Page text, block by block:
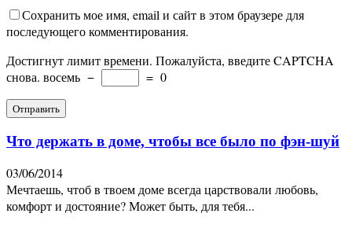
Сохранить мое имя, email и сайт в этом браузере для
последующего комментирования.
Достигнут лимит времени. Пожалуйста, введите CAPTCHA
снова. восемь − = 0
Что держать в доме, чтобы все было по фэн-шуй
03/06/2014
Мечтаешь, чтоб в твоем доме всегда царствовали любовь,
комфорт и достояние? Может быть, для тебя...